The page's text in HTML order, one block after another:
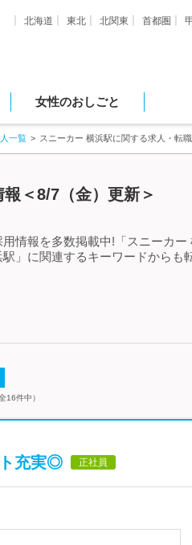
北海道 東北 北関東 首都圏
女性のおしごと
一覧 スニーカー 横浜駅に関する求人・転
＜8/7（金）更新＞
情報を多数掲載中!「スニーカ
」に関連するキーワードからも
16件中）
充実◎ 正社員